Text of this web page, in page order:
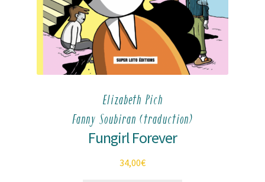
Elizabeth Pich
Fanny Soubiran (traduction)
Fungirl Forever
34,00€